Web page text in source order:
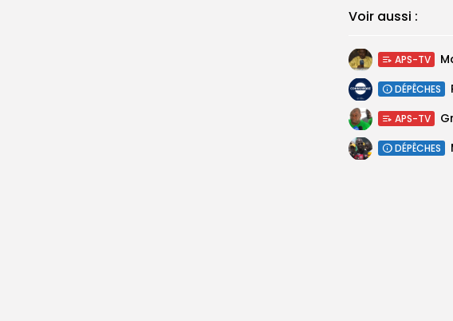
Voir aussi :
APS-TV
DÉPÊCHES
APS-TV
DÉPÊCHES